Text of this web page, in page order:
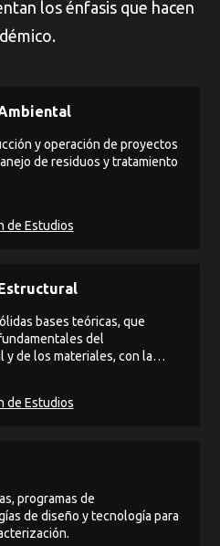
los énfasis que hacen
y operación de proyectos
de residuos y tratamiento
de Estudios
bases teóricas, que
del
de los materiales, con la
de Estudios
programas de
de diseño y tecnología para